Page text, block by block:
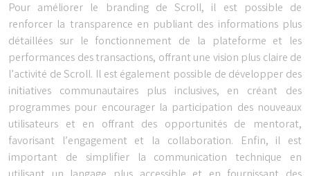
Pour améliorer le branding de Scroll, il est possible de
renforcer la transparence en publiant des informations plus
détaillées sur le fonctionnement de la plateforme et les
performances des transactions, offrant une vision plus claire de
l’activité de Scroll. Il est également possible de développer des
initiatives communautaires plus inclusives, en créant des
programmes pour encourager la participation des nouveaux
utilisateurs et en offrant des opportunités de mentorat,
favorisant l’engagement et la collaboration. Enfin, il est
important de simplifier la communication technique en